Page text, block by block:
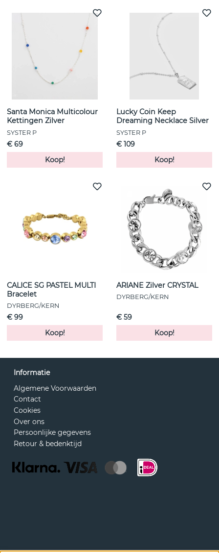
Santa Monica Multicolour
Kettingen Zilver
SYSTER P
€ 69
Koop!
Lucky Coin Keep
Dreaming Necklace Silver
SYSTER P
€ 109
Koop!
CALICE SG PASTEL MULTI
Bracelet
DYRBERG/KERN
€ 99
Koop!
ARIANE Zilver CRYSTAL
DYRBERG/KERN
€ 59
Koop!
Informatie
Algemene Voorwaarden
Contact
Cookies
Over ons
Persoonlijke gegevens
Retour & bedenktijd